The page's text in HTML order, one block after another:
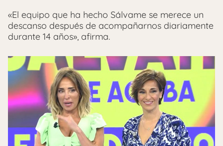
«El equipo que ha hecho Sálvame se merece un
descanso después de acompañarnos diariamente
durante 14 años», afirma.